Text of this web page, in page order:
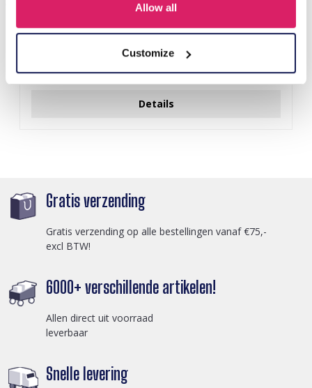
Allow all
Customize
Q-D7.2 T2405-016 Knitted Positive Chicken 8.5cm
Login voor prijzen
Details
Gratis verzending
Gratis verzending op alle bestellingen vanaf €75,-
excl BTW!
6000+ verschillende artikelen!
Allen direct uit voorraad
leverbaar
Snelle levering